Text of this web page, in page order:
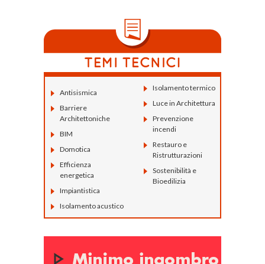
Antisismica
Barriere
Architettoniche
BIM
Domotica
Efficienza
energetica
Impiantistica
Isolamento acustico
Isolamento termico
Luce in Architettura
Prevenzione
incendi
Restauro e
Ristrutturazioni
Sostenibilità e
Bioedilizia